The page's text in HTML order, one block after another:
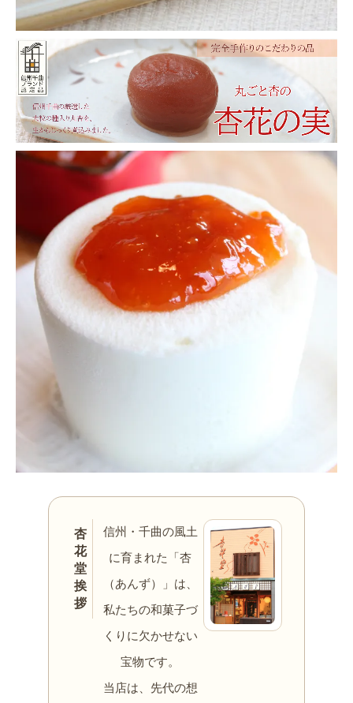
杏
花
堂
挨
拶
信州・千曲の風土
に育まれた「杏
（あんず）」は、
私たちの和菓子づ
くりに欠かせない
宝物です。
当店は、先代の想